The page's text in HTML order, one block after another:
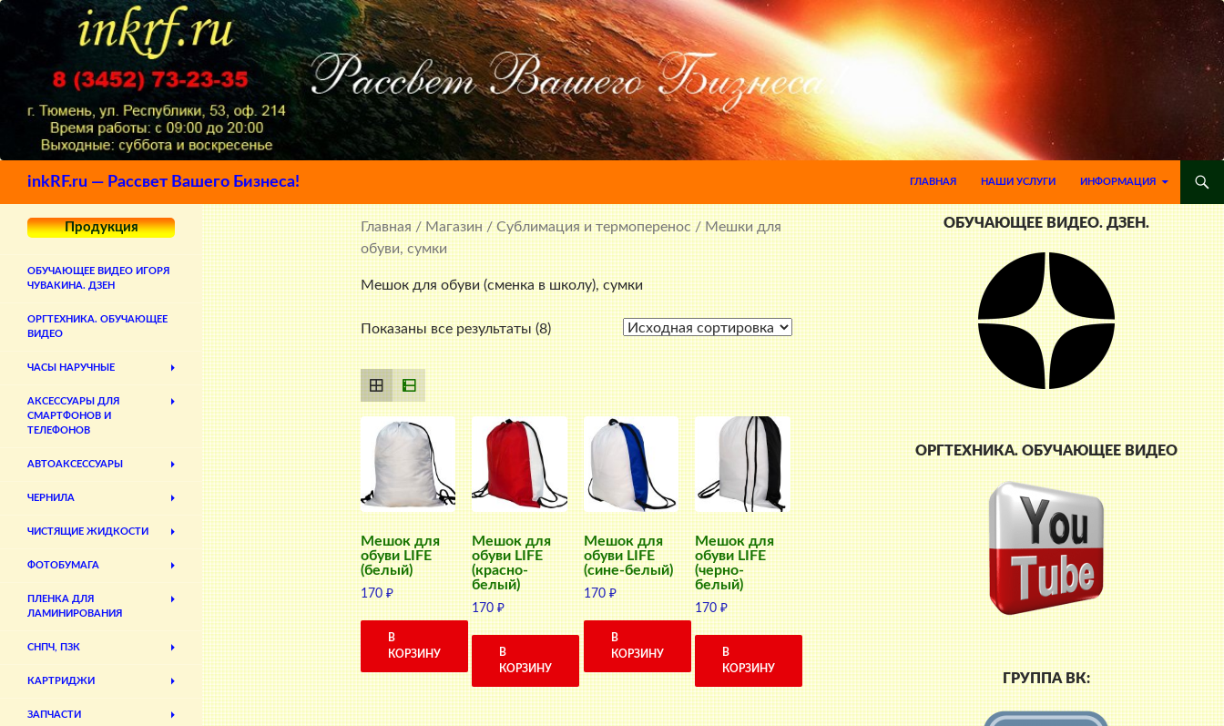
inkRF.ru — Рассвет Вашего Бизнеса!
ГЛАВНАЯ
НАШИ УСЛУГИ ИНФОРМАЦИЯ
Главная/Магазин/Сублимация и термоперенос/ Мешки для
обуви, сумки
Мешок для обуви (сменка в школу), сумки
Показаны все результаты (8)
Мешок для
обуви LIFE
(белый)
170₽
В
КОРЗИНУ
Мешок для
обуви LIFE
(красно-
белый)
170₽
В
КОРЗИНУ
Мешок для
обуви LIFE
(сине-белый)
170₽
В
КОРЗИНУ
Мешок для
обуви LIFE
(черно-
белый)
170₽
В
КОРЗИНУ
ОБУЧАЮЩЕЕ ВИДЕО. ДЗЕН.
ОРГТЕХНИКА. ОБУЧАЮЩЕЕ ВИДЕО
ГРУППА ВК:
Продукция
ОБУЧАЮЩЕЕ ВИДЕО ИГОРЯ
ЧУВАКИНА. ДЗЕН
ОРГТЕХНИКА. ОБУЧАЮЩЕЕ
ВИДЕО
ЧАСЫ НАРУЧНЫЕ
АКСЕССУАРЫ ДЛЯ
СМАРТФОНОВ И
ТЕЛЕФОНОВ
АВТОАКСЕССУАРЫ
ЧЕРНИЛА
ЧИСТЯЩИЕ ЖИДКОСТИ
ФОТОБУМАГА
ПЛЕНКА ДЛЯ
ЛАМИНИРОВАНИЯ
СНПЧ, ПЗК
КАРТРИДЖИ
ЗАПЧАСТИ